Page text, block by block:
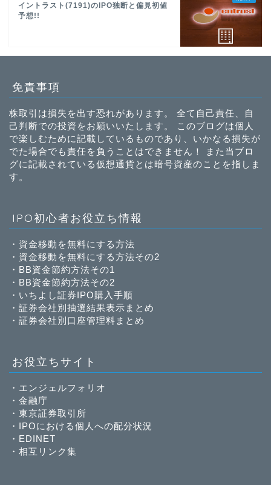
イントラスト(7191)のIPO独断と偏見初値
予想!!
免責事項
株取引は損失を出す恐れがあります。 全て自己責任、自
己判断での投資をお願いいたします。 このブログは個人
で楽しむために記載しているものであり、いかなる損失が
でた場合でも責任を負うことはできません！ また当ブロ
グに記載されている仮想通貨とは暗号資産のことを指しま
す。
IPO初心者お役立ち情報
・ 資金移動を無料にする方法
・ 資金移動を無料にする方法その2
・ BB資金節約方法その1
・ BB資金節約方法その2
・ いちよし証券IPO購入手順
・ 証券会社別抽選結果表示まとめ
・ 証券会社別口座管理料まとめ
お役立ちサイト
・ エンジェルフォリオ
・ 金融庁
・ 東京証券取引所
・ IPOにおける個人への配分状況
・ EDINET
・ 相互リンク集